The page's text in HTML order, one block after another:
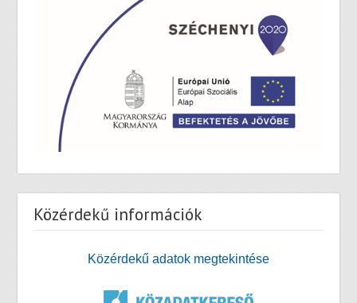
Közérdekű információk
Közérdekű adatok megtekintése